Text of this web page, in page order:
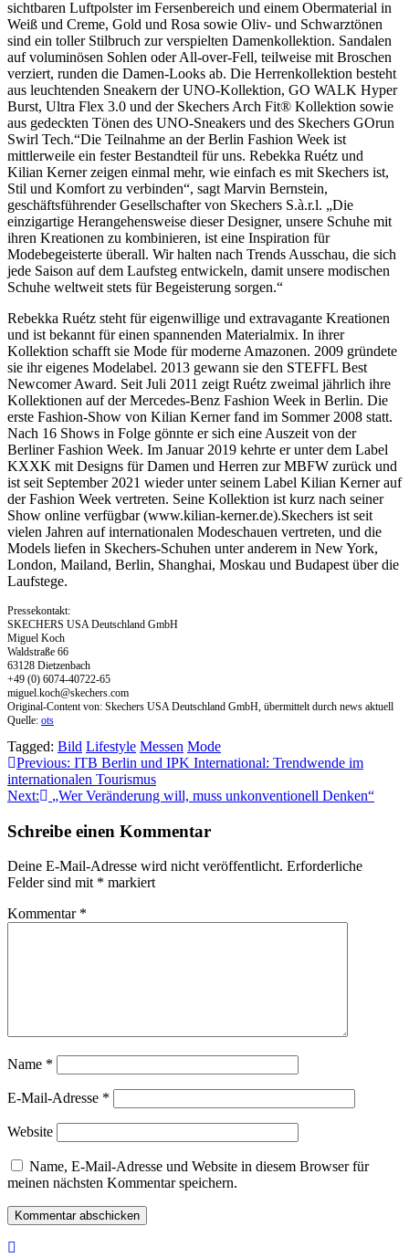
sichtbaren Luftpolster im Fersenbereich und einem Obermaterial in
Weiß und Creme, Gold und Rosa sowie Oliv- und Schwarztönen
sind ein toller Stilbruch zur verspielten Damenkollektion. Sandalen
auf voluminösen Sohlen oder All-over-Fell, teilweise mit Broschen
verziert, runden die Damen-Looks ab. Die Herrenkollektion besteht
aus leuchtenden Sneakern der UNO-Kollektion, GO WALK Hyper
Burst, Ultra Flex 3.0 und der Skechers Arch Fit® Kollektion sowie
aus gedeckten Tönen des UNO-Sneakers und des Skechers GOrun
Swirl Tech.“Die Teilnahme an der Berlin Fashion Week ist
mittlerweile ein fester Bestandteil für uns. Rebekka Ruétz und
Kilian Kerner zeigen einmal mehr, wie einfach es mit Skechers ist,
Stil und Komfort zu verbinden“, sagt Marvin Bernstein,
geschäftsführender Gesellschafter von Skechers S.à.r.l. „Die
einzigartige Herangehensweise dieser Designer, unsere Schuhe mit
ihren Kreationen zu kombinieren, ist eine Inspiration für
Modebegeisterte überall. Wir halten nach Trends Ausschau, die sich
jede Saison auf dem Laufsteg entwickeln, damit unsere modischen
Schuhe weltweit stets für Begeisterung sorgen.“
Rebekka Ruétz steht für eigenwillige und extravagante Kreationen
und ist bekannt für einen spannenden Materialmix. In ihrer
Kollektion schafft sie Mode für moderne Amazonen. 2009 gründete
sie ihr eigenes Modelabel. 2013 gewann sie den STEFFL Best
Newcomer Award. Seit Juli 2011 zeigt Ruétz zweimal jährlich ihre
Kollektionen auf der Mercedes-Benz Fashion Week in Berlin. Die
erste Fashion-Show von Kilian Kerner fand im Sommer 2008 statt.
Nach 16 Shows in Folge gönnte er sich eine Auszeit von der
Berliner Fashion Week. Im Januar 2019 kehrte er unter dem Label
KXXK mit Designs für Damen und Herren zur MBFW zurück und
ist seit September 2021 wieder unter seinem Label Kilian Kerner auf
der Fashion Week vertreten. Seine Kollektion ist kurz nach seiner
Show online verfügbar (www.kilian-kerner.de).Skechers ist seit
vielen Jahren auf internationalen Modeschauen vertreten, und die
Models liefen in Skechers-Schuhen unter anderem in New York,
London, Mailand, Berlin, Shanghai, Moskau und Budapest über die
Laufstege.
Pressekontakt:
SKECHERS USA Deutschland GmbH
Miguel Koch
Waldstraße 66
63128 Dietzenbach
+49 (0) 6074-40722-65
miguel.koch@skechers.com
Original-Content von: Skechers USA Deutschland GmbH, übermittelt durch news aktuell
Quelle: ots
Tagged: Bild Lifestyle Messen Mode
Beitragsnavigation
Previous: ITB Berlin und IPK International: Trendwende im
internationalen Tourismus
Next:
„Wer Veränderung will, muss unkonventionell Denken“
Schreibe einen Kommentar
Deine E-Mail-Adresse wird nicht veröffentlicht. Erforderliche
Felder sind mit * markiert
Kommentar *
Name *
E-Mail-Adresse *
Website
Name, E-Mail-Adresse und Website in diesem Browser für
meinen nächsten Kommentar speichern.